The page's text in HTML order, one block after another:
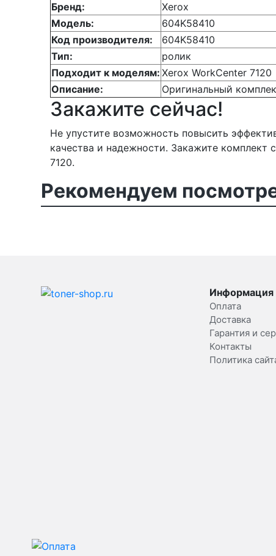
Бренд:
Xerox
Модель:
604K58410
Код производителя:
604K58410
Тип:
ролик
Подходит к моделям: Xerox WorkCenter 7120
Описание:
Оригинальный
Закажите сейчас!
Не упустите возможность повысить
качества и надежности. Закажите комплект
7120.
Рекомендуем
Информация
Оплата
Доставка
Гарантия и
Контакты
Политика